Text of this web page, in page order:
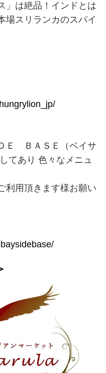
」は絶品！インドとは
場スリランカのスパイ
Ｅ ＢＡＳＥ（ベイサ
てあり 色々なメニュ
利用頂きます様お願い